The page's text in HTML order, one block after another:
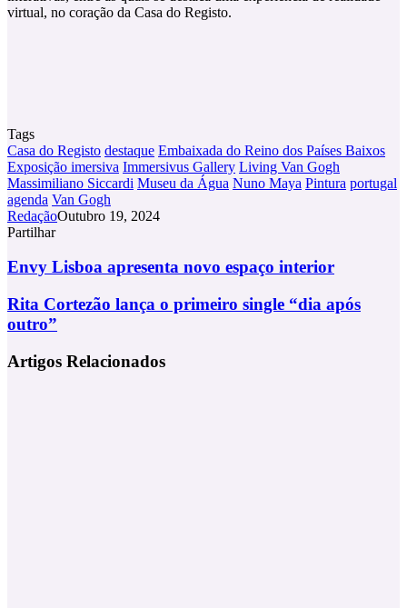
virtual, no coração da Casa do Registo.
Tags
Casa do Registo destaque Embaixada do Reino dos Países Baixos
Exposição imersiva Immersivus Gallery Living Van Gogh
Massimiliano Siccardi Museu da Água Nuno Maya Pintura portugal
agenda Van Gogh
RedaçãoOutubro 19, 2024
Partilhar
Via
Email
Envy
Lisboa
apresenta
novo
espaço
Envy Lisboa apresenta novo espaço interior
Rita
Cortezão
lança
primeiro
Rita Cortezão lança o primeiro single “dia após
outro”
Artigos Relacionados